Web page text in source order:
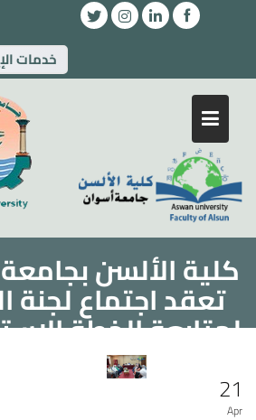
خدمات
كلية الألسن
تعقد اجتماع لجنة
لمتابعة الخطة
ومتطلبات
21
Apr